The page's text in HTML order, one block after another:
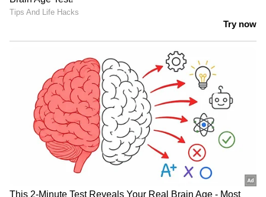
തിരികെ നല്‍കാന്‍ ഈ കവറേജിലൂടെ